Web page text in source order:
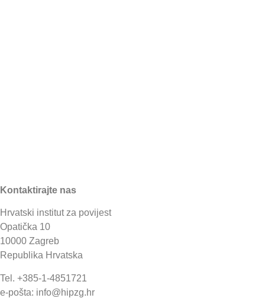
Kontaktirajte nas
Hrvatski institut za povijest
Opatička 10
10000 Zagreb
Republika Hrvatska
Tel. +385-1-4851721
e-pošta: info@hipzg.hr